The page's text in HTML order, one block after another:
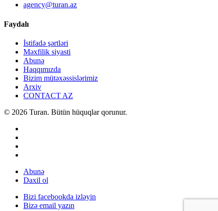
agency@turan.az
Faydalı
İstifadə şərtləri
Məxfilik siyasti
Abunə
Haqqımızda
Bizim mütəxəssislərimiz
Arxiv
CONTACT AZ
© 2026 Turan. Bütün hüquqlar qorunur.
Abunə
Daxil ol
Bizi facebookda izləyin
Bizə email yazın